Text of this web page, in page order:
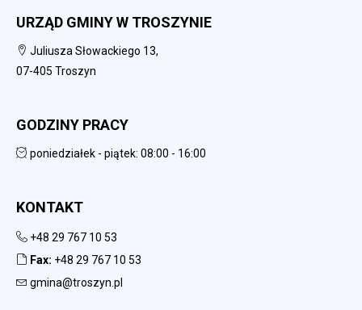
URZĄD GMINY W TROSZYNIE
Juliusza Słowackiego 13,
07-405 Troszyn
GODZINY PRACY
poniedziałek - piątek: 08:00 - 16:00
KONTAKT
+48 29 767 10 53
Fax: +48 29 767 10 53
gmina@troszyn.pl